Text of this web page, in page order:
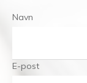
Navn
E-post